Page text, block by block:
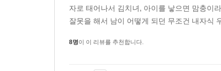
자로 태어나서 김치녀, 아이를 낳으면 맘충이
잘못을 해서 남이 어떻게 되던 무조건 내자식
8명이 이 리뷰를 추천합니다.